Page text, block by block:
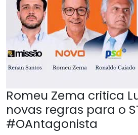
Romeu Zema critica
novas regras para o
#OAntagonista